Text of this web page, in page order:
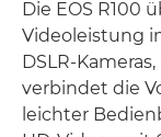
Die EOS R100
Videoleistung
DSLR-
verbindet die
leichter